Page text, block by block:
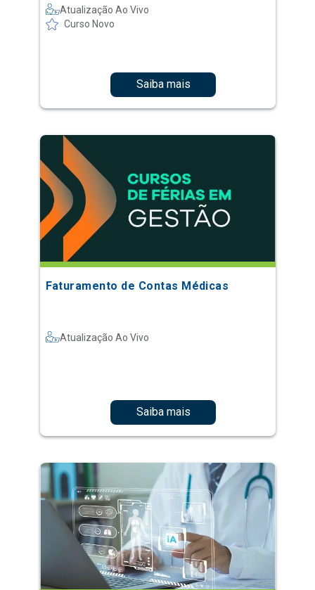
Atualização Ao Vivo
Curso Novo
Saiba mais
Faturamento de Contas Médicas
Atualização Ao Vivo
Saiba mais